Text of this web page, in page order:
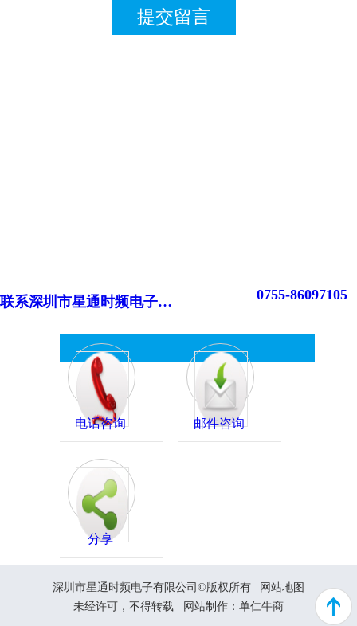
联系深圳市星通时频电子有限公司 0755-86097105
电话咨询 邮件咨询
分享
深圳市星通时频电子有限公司©版权所有
网站地图
未经许可，不得转载
网站制作： 单仁牛商